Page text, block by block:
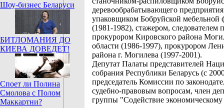
Шоу-бизнес Беларуси
БИТЛОМАНИЯ ДО
КИЕВА ДОВЕДЕТ!
Споет ли Полина
Смолова с Полом
Маккартни?
деревообрабатывающего
упаковщиком Бобруйской мебельной
(1981-1982), стажером, следователем
прокурором Кировского района
области (1986-1997), прокурором
района г. Могилева (1997-2001).
Депутат Палаты представителей
собрания Республики Беларусь (с
председатель Комиссии по
судебно-правовым вопросам, член
группы "Содействие